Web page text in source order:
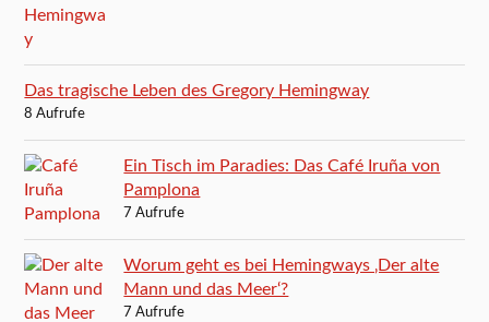
Das tragische Leben des Gregory Hemingway
8 Aufrufe
Ein Tisch im Paradies: Das Café Iruña von
Pamplona
7 Aufrufe
Worum geht es bei Hemingways ‚Der alte
Mann und das Meer‘?
7 Aufrufe